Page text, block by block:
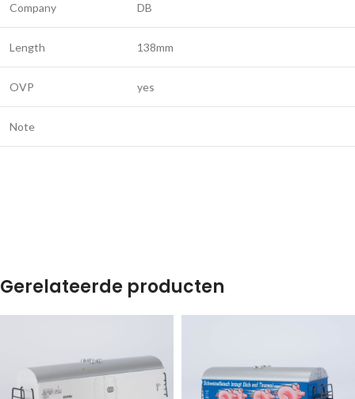
Company DB
Length 138mm
OVP yes
Note
Gerelateerde producten